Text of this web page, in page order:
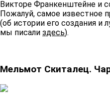
Викторе Франкенштейне и
Пожалуй, самое известное
(об истории его создания и
мы писали здесь).
Мельмот Скиталец.